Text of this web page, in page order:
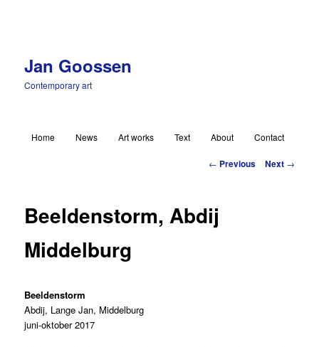
Jan Goossen
Contemporary art
Skip to primary content
Home News Art works Text About Contact
Post navigation
← Previous Next →
Beeldenstorm, Abdij
Middelburg
Beeldenstorm
Abdij, Lange Jan, Middelburg
juni-oktober 2017